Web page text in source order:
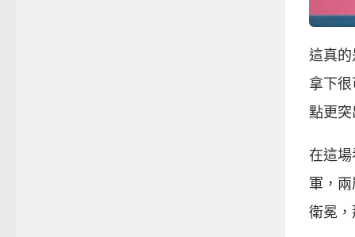
這真
拿下
點更
在這
軍，
衛冕